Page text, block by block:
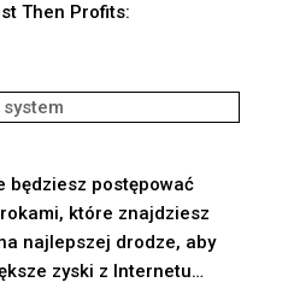
Then Profits:
będziesz postępować
które znajdziesz
najlepszej drodze, aby
zyski z Internetu…